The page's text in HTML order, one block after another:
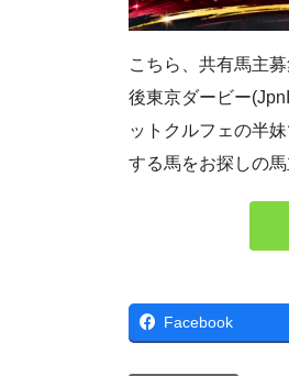
こちら、共有馬主
後東京ダービー
ットクルフェの半
する馬をお探しの馬
Facebook